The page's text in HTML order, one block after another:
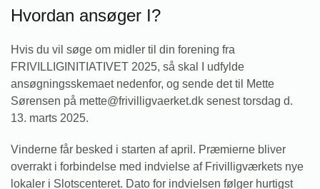
Hvordan ansøger I?
Hvis du vil søge om midler til din forening fra
FRIVILLIGINITIATIVET 2025, så skal I udfylde
ansøgningsskemaet nedenfor, og sende det til Mette
Sørensen på mette@frivilligvaerket.dk senest torsdag d.
13. marts 2025.
Vinderne får besked i starten af april. Præmierne bliver
overrakt i forbindelse med indvielse af Frivilligværkets nye
lokaler i Slotscenteret. Dato for indvielsen følger hurtigst